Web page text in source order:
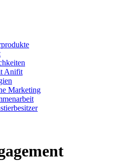
Anifit
Marketing